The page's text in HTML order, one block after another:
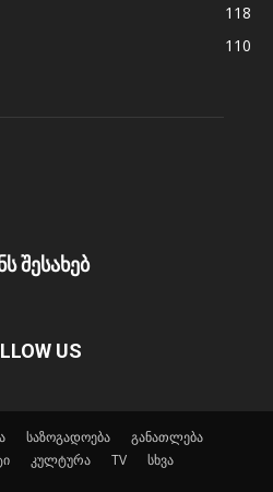
118
110
შესახებ
US
საზოგადოება
განათლება
კულტურა TV სხვა